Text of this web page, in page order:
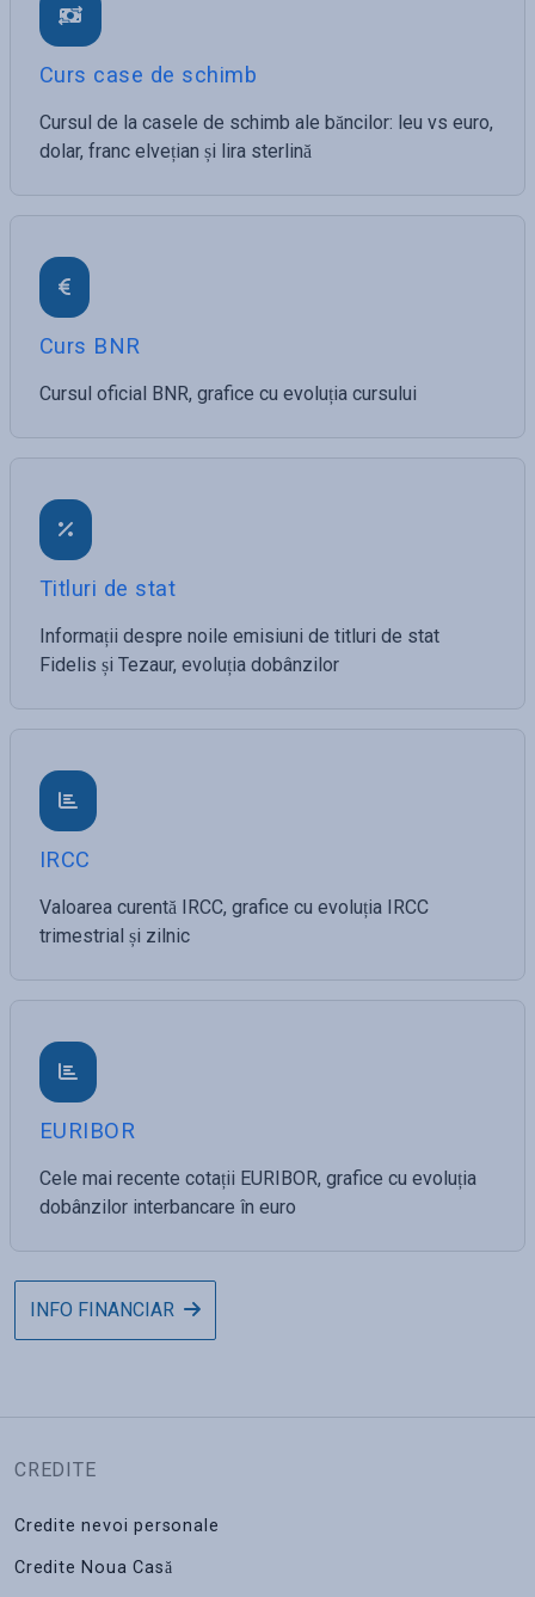
Curs case de schimb
Cursul de la casele de schimb ale băncilor: leu vs euro,
dolar, franc elvețian și lira sterlină
Curs BNR
Cursul oficial BNR, grafice cu evoluția cursului
Titluri de stat
Informații despre noile emisiuni de titluri de stat
Fidelis și Tezaur, evoluția dobânzilor
IRCC
Valoarea curentă IRCC, grafice cu evoluția IRCC
trimestrial și zilnic
EURIBOR
Cele mai recente cotații EURIBOR, grafice cu evoluția
dobânzilor interbancare în euro
INFO FINANCIAR
CREDITE
Credite nevoi personale
Credite Noua Casă